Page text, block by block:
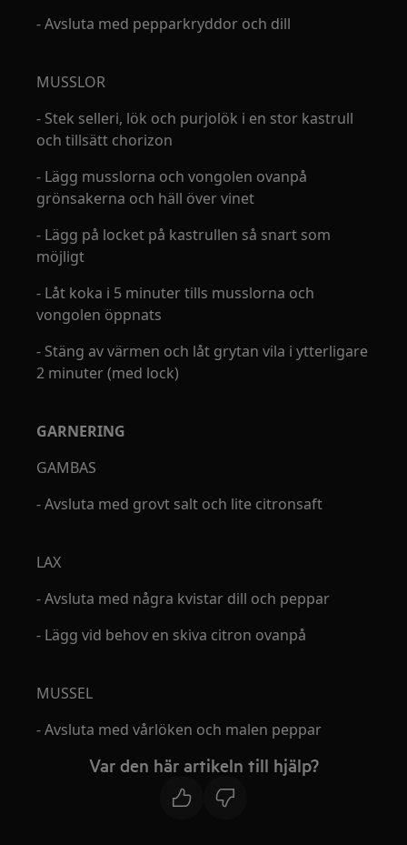
- Avsluta med pepparkryddor och dill
MUSSLOR
- Stek selleri, lök och purjolök i en stor kastrull
och tillsätt chorizon
- Lägg musslorna och vongolen ovanpå
grönsakerna och häll över vinet
- Lägg på locket på kastrullen så snart som
möjligt
- Låt koka i 5 minuter tills musslorna och
vongolen öppnats
- Stäng av värmen och låt grytan vila i ytterligare
2 minuter (med lock)
GARNERING
GAMBAS
- Avsluta med grovt salt och lite citronsaft
LAX
- Avsluta med några kvistar dill och peppar
- Lägg vid behov en skiva citron ovanpå
MUSSEL
- Avsluta med vårlöken och malen peppar
Var den här artikeln till hjälp?